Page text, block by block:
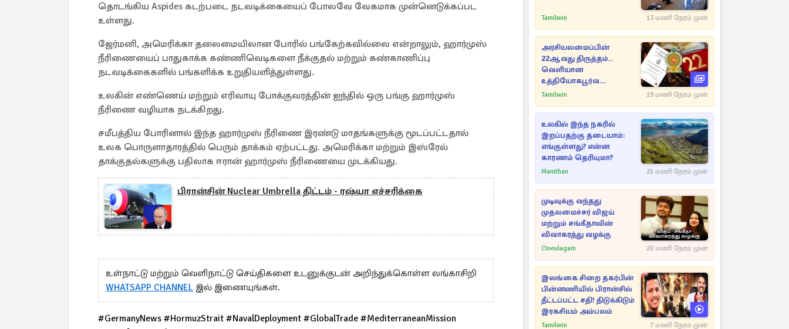
தொடங்கிய Aspides கடற்படை நடவடிக்கையைப் போலவே வேகமாக முன்னெடுக்கப்பட
உள்ளது.
ஜேர்மனி, அமெரிக்கா தலைமையிலான போரில் பங்கேற்கவில்லை என்றாலும், ஹார்முஸ்
நீரிணையைப் பாதுகாக்க கண்ணிவெடிகளை நீக்குதல் மற்றும் கண்காணிப்பு
நடவடிக்கைகளில் பங்களிக்க உறுதியளித்துள்ளது.
உலகின் எண்ணெய் மற்றும் எரிவாயு போக்குவரத்தின் ஐந்தில் ஒரு பங்கு ஹார்முஸ்
நீரிணை வழியாக நடக்கிறது.
சமீபத்திய போரினால் இந்த ஹார்முஸ் நீரிணை இரண்டு மாதங்களுக்கு மூடப்பட்டதால்
உலக பொருளாதாரத்தில் பெரும் தாக்கம் ஏற்பட்டது. அமெரிக்கா மற்றும் இஸ்ரேல்
தாக்குதல்களுக்கு பதிலாக ஈரான் ஹார்முஸ் நீரிணையை முடக்கியது.
பிரான்சின் Nuclear Umbrella திட்டம் - ரஷ்யா எச்சரிக்கை
உள்நாட்டு மற்றும் வெளிநாட்டு செய்திகளை உடனுக்குடன் அறிந்துக்கொள்ள லங்காசிறி
WHATSAPP CHANNEL இல் இணையுங்கள்.
#GermanyNews #HormuzStrait #NavalDeployment #GlobalTrade #MediterraneanMission
Tamilwin 13 மணி நேரம் முன்
அரசியலமைப்பின்
22ஆவது திருத்தம்..
வெளியான
உத்தியோகபூர்வ
அறிவிப்பு!
Tamilwin 19 மணி நேரம் முன்
உலகில் இந்த நகரில்
இறப்பதற்கு தடையாம்:
எங்குள்ளது? என்ன
காரணம் தெரியுமா?
Manithan 21 மணி நேரம் முன்
முடிவுக்கு வந்தது
முதலமைச்சர் விஜய்
மற்றும் சங்கீதாவின்
விவாகரத்து வழக்கு
Cineulagam 20 மணி நேரம் முன்
இலங்கை சிறை தகர்பின்
பின்னணியில் பிரான்சில்
தீட்டப்பட்ட சதி! திடுக்கிடும்
இரகசியம் அம்பலம்
Tamilwin 7 மணி நேரம் முன்